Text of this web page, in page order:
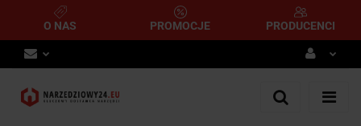
O NAS PROMOCJE PRODUCENCI
Zaloguj się